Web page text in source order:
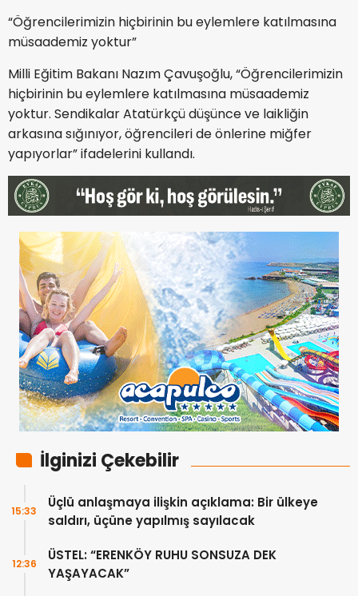
“Öğrencilerimizin hiçbirinin bu eylemlere katılmasına
müsaademiz yoktur”
Milli Eğitim Bakanı Nazım Çavuşoğlu, “Öğrencilerimizin
hiçbirinin bu eylemlere katılmasına müsaademiz
yoktur. Sendikalar Atatürkçü düşünce ve laikliğin
arkasına sığınıyor, öğrencileri de önlerine miğfer
yapıyorlar” ifadelerini kullandı.
İlginizi Çekebilir
Üçlü anlaşmaya ilişkin açıklama: Bir ülkeye
saldırı, üçüne yapılmış sayılacak
15:33
ÜSTEL: “ERENKÖY RUHU SONSUZA DEK
YAŞAYACAK”
12:36